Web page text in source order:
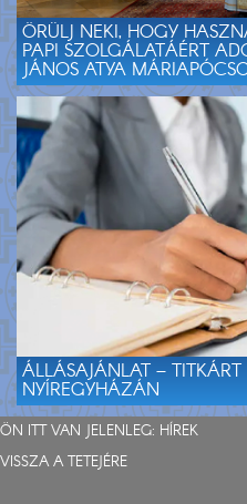
ÖRÜLJ NEKI, HOGY
PAPI SZOLGÁLATÁÉRT
JÁNOS ATYA
ÁLLÁSAJÁNLAT – TITKÁRT
NYÍREGYHÁZÁN
ÖN ITT VAN JELENLEG: HÍREK
VISSZA A TETEJÉRE